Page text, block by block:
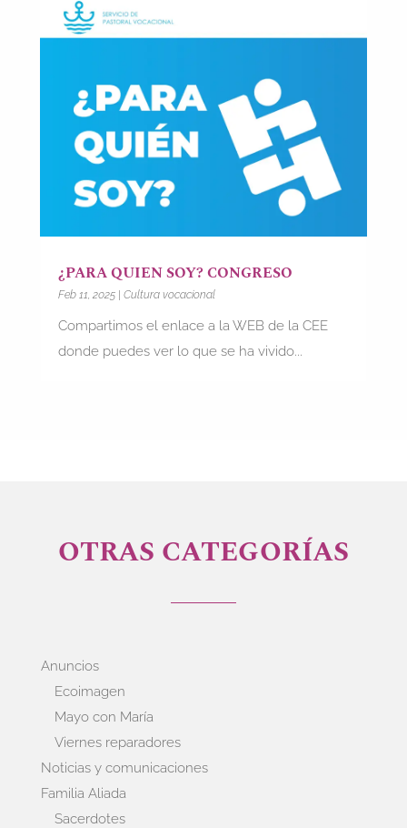
¿PARA QUIEN SOY? CONGRESO
Feb 11, 2025| Cultura vocacional
Compartimos el enlace a la WEB de la CEE
donde puedes ver lo que se ha vivido...
OTRAS CATEGORÍAS
Anuncios
Ecoimagen
Mayo con María
Viernes reparadores
Noticias y comunicaciones
Familia Aliada
Sacerdotes